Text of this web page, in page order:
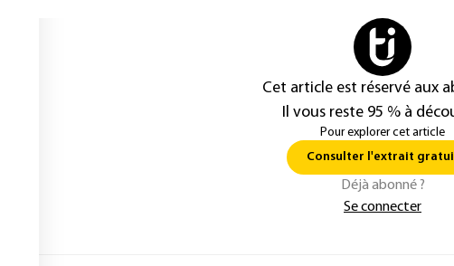
Cet article est réservé aux
Il vous reste 95 % à
Pour explorer cet article
Consulter l'extrait
Déjà abonné ?
Se connecter